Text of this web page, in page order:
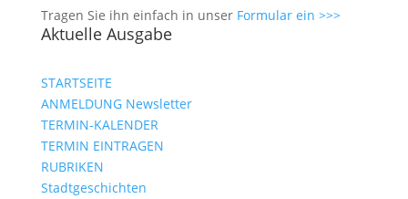
Tragen Sie ihn einfach in unser Formular ein >>>
Aktuelle Ausgabe
STARTSEITE
ANMELDUNG Newsletter
TERMIN-KALENDER
TERMIN EINTRAGEN
RUBRIKEN
Stadtgeschichten